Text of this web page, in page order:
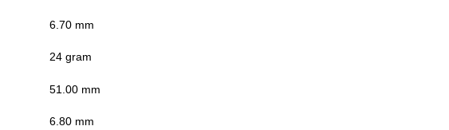
6.70 mm
24 gram
51.00 mm
6.80 mm